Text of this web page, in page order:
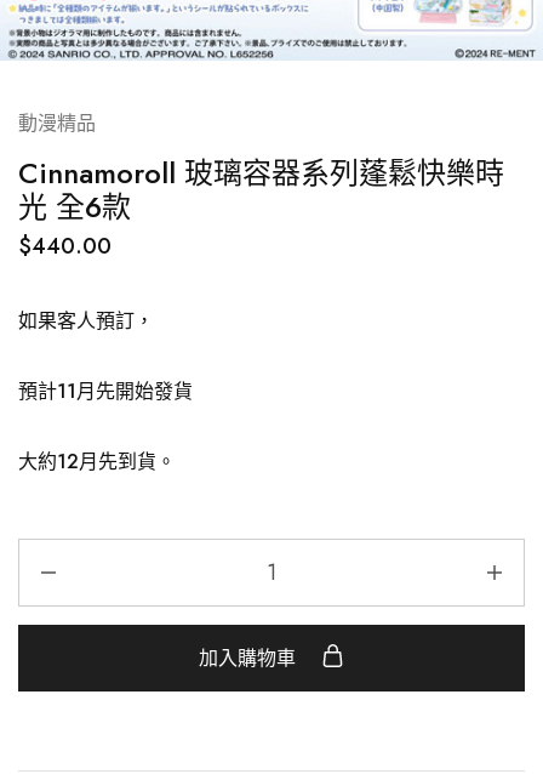
動漫精品
Cinnamoroll 玻璃容器系列蓬鬆快樂時
光 全6款
$440.00
如果客人預訂，
預計11月先開始發貨
大約12月先到貨。
加入購物車